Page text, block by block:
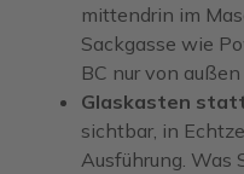
mittendrin im
Sackgasse wie
BC nur von
Glaskasten
sichtbar, in
Ausführung. Was